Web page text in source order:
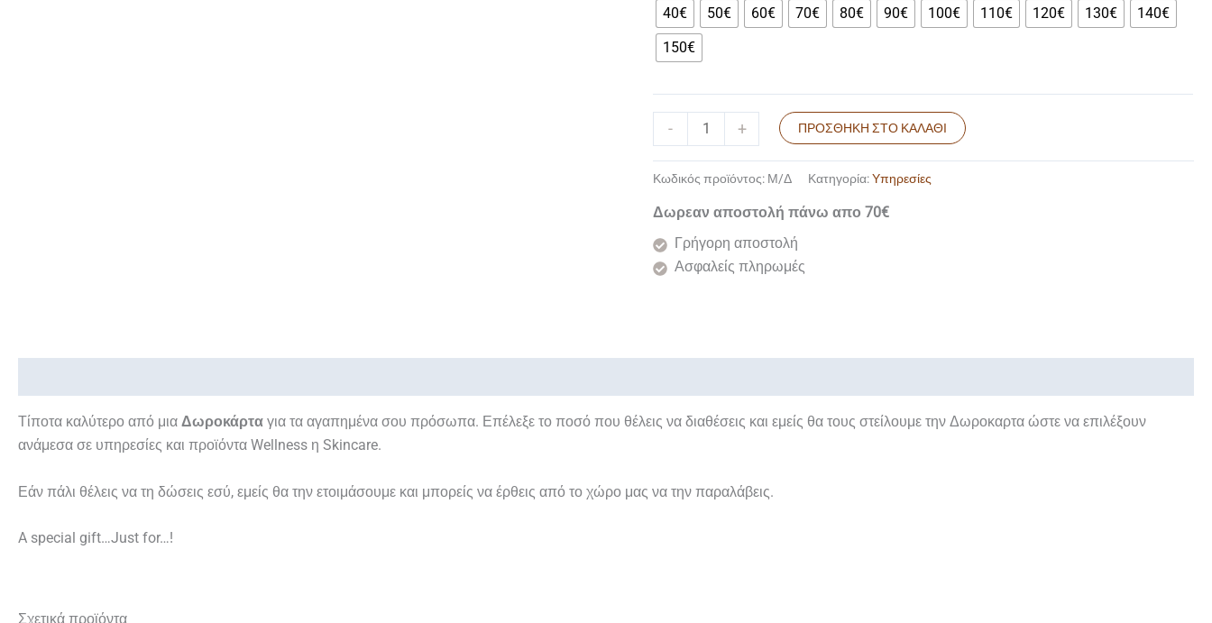
through
40€ 50€ 60€ 70€ 80€ 90€ 100€ 110€ 120€ 130€
140€
150€
- + ΠΡΟΣΘΉΚΗ ΣΤΟ ΚΑΛΆΘΙ
Κωδικός προϊόντος: Μ/Δ Κατηγορία:Υπηρεσίες
Δωρεαν αποστολή πάνω απο 70€
Γρήγορη αποστολή
Ασφαλείς πληρωμές
Τίποτα καλύτερο από μια Δωροκάρτα για τα αγαπημένα σου πρόσωπα. Επέλεξε το ποσό που θέλεις να διαθέσεις και εμείς θα τους στείλουμε την Δωροκαρτα ώστε να επιλέξουν
ανάμεσα σε υπηρεσίες και προϊόντα Wellness η Skincare.
Εάν πάλι θέλεις να τη δώσεις εσύ, εμείς θα την ετοιμάσουμε και μπορείς να έρθεις από το χώρο μας να την παραλάβεις.
A special gift…Just for…!
Σχετικά προϊόντα